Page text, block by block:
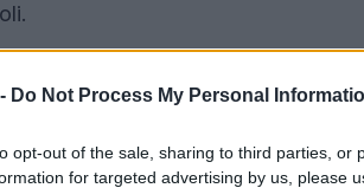
Do Not Process My Personal
opt-out of the sale, sharing to third parties, or
for targeted advertising by us, please